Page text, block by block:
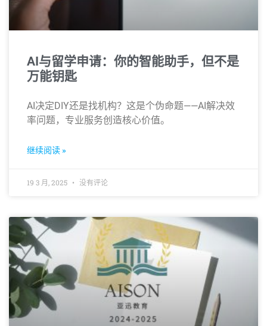
AI与留学申请：你的智能助手，但不是
万能钥匙
AI决定DIY还是找机构？这是个伪命题——AI解决效
率问题，专业服务创造核心价值。
继续阅读 »
19 3 月, 2025 没有评论